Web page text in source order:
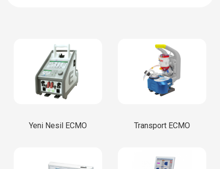
Yeni Nesil ECMO Transport ECMO